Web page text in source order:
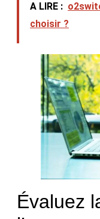
A LIRE :
choisir ?
Évaluez